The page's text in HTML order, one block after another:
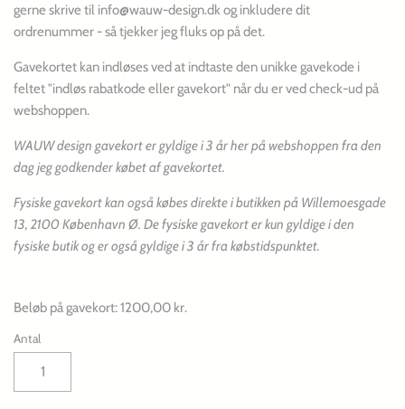
gerne skrive til info@wauw-design.dk og inkludere dit
ordrenummer - så tjekker jeg fluks op på det.
Gavekortet kan indløses ved at indtaste den unikke gavekode i
feltet "indløs rabatkode eller gavekort" når du er ved check-ud på
webshoppen.
WAUW design gavekort er gyldige i 3 år her på webshoppen fra den
dag jeg godkender købet af gavekortet.
Fysiske gavekort kan også købes direkte i butikken på Willemoesgade
13, 2100 København Ø. De fysiske gavekort er kun gyldige i den
fysiske butik og er også gyldige i 3 år fra købstidspunktet.
Beløb på gavekort: 1200,00 kr.
Antal